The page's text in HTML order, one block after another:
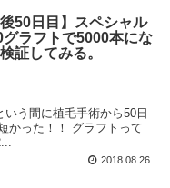
後50日目】スペシャル
ラフトで5000本にな
証してみる。
う間に植毛手術から50日
かった！！ グラフトって
2018.08.26